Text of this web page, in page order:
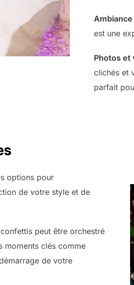
est une
Photos et
clichés et
parfait
options pour
de votre style et de
peut être orchestré
moments clés comme
de votre